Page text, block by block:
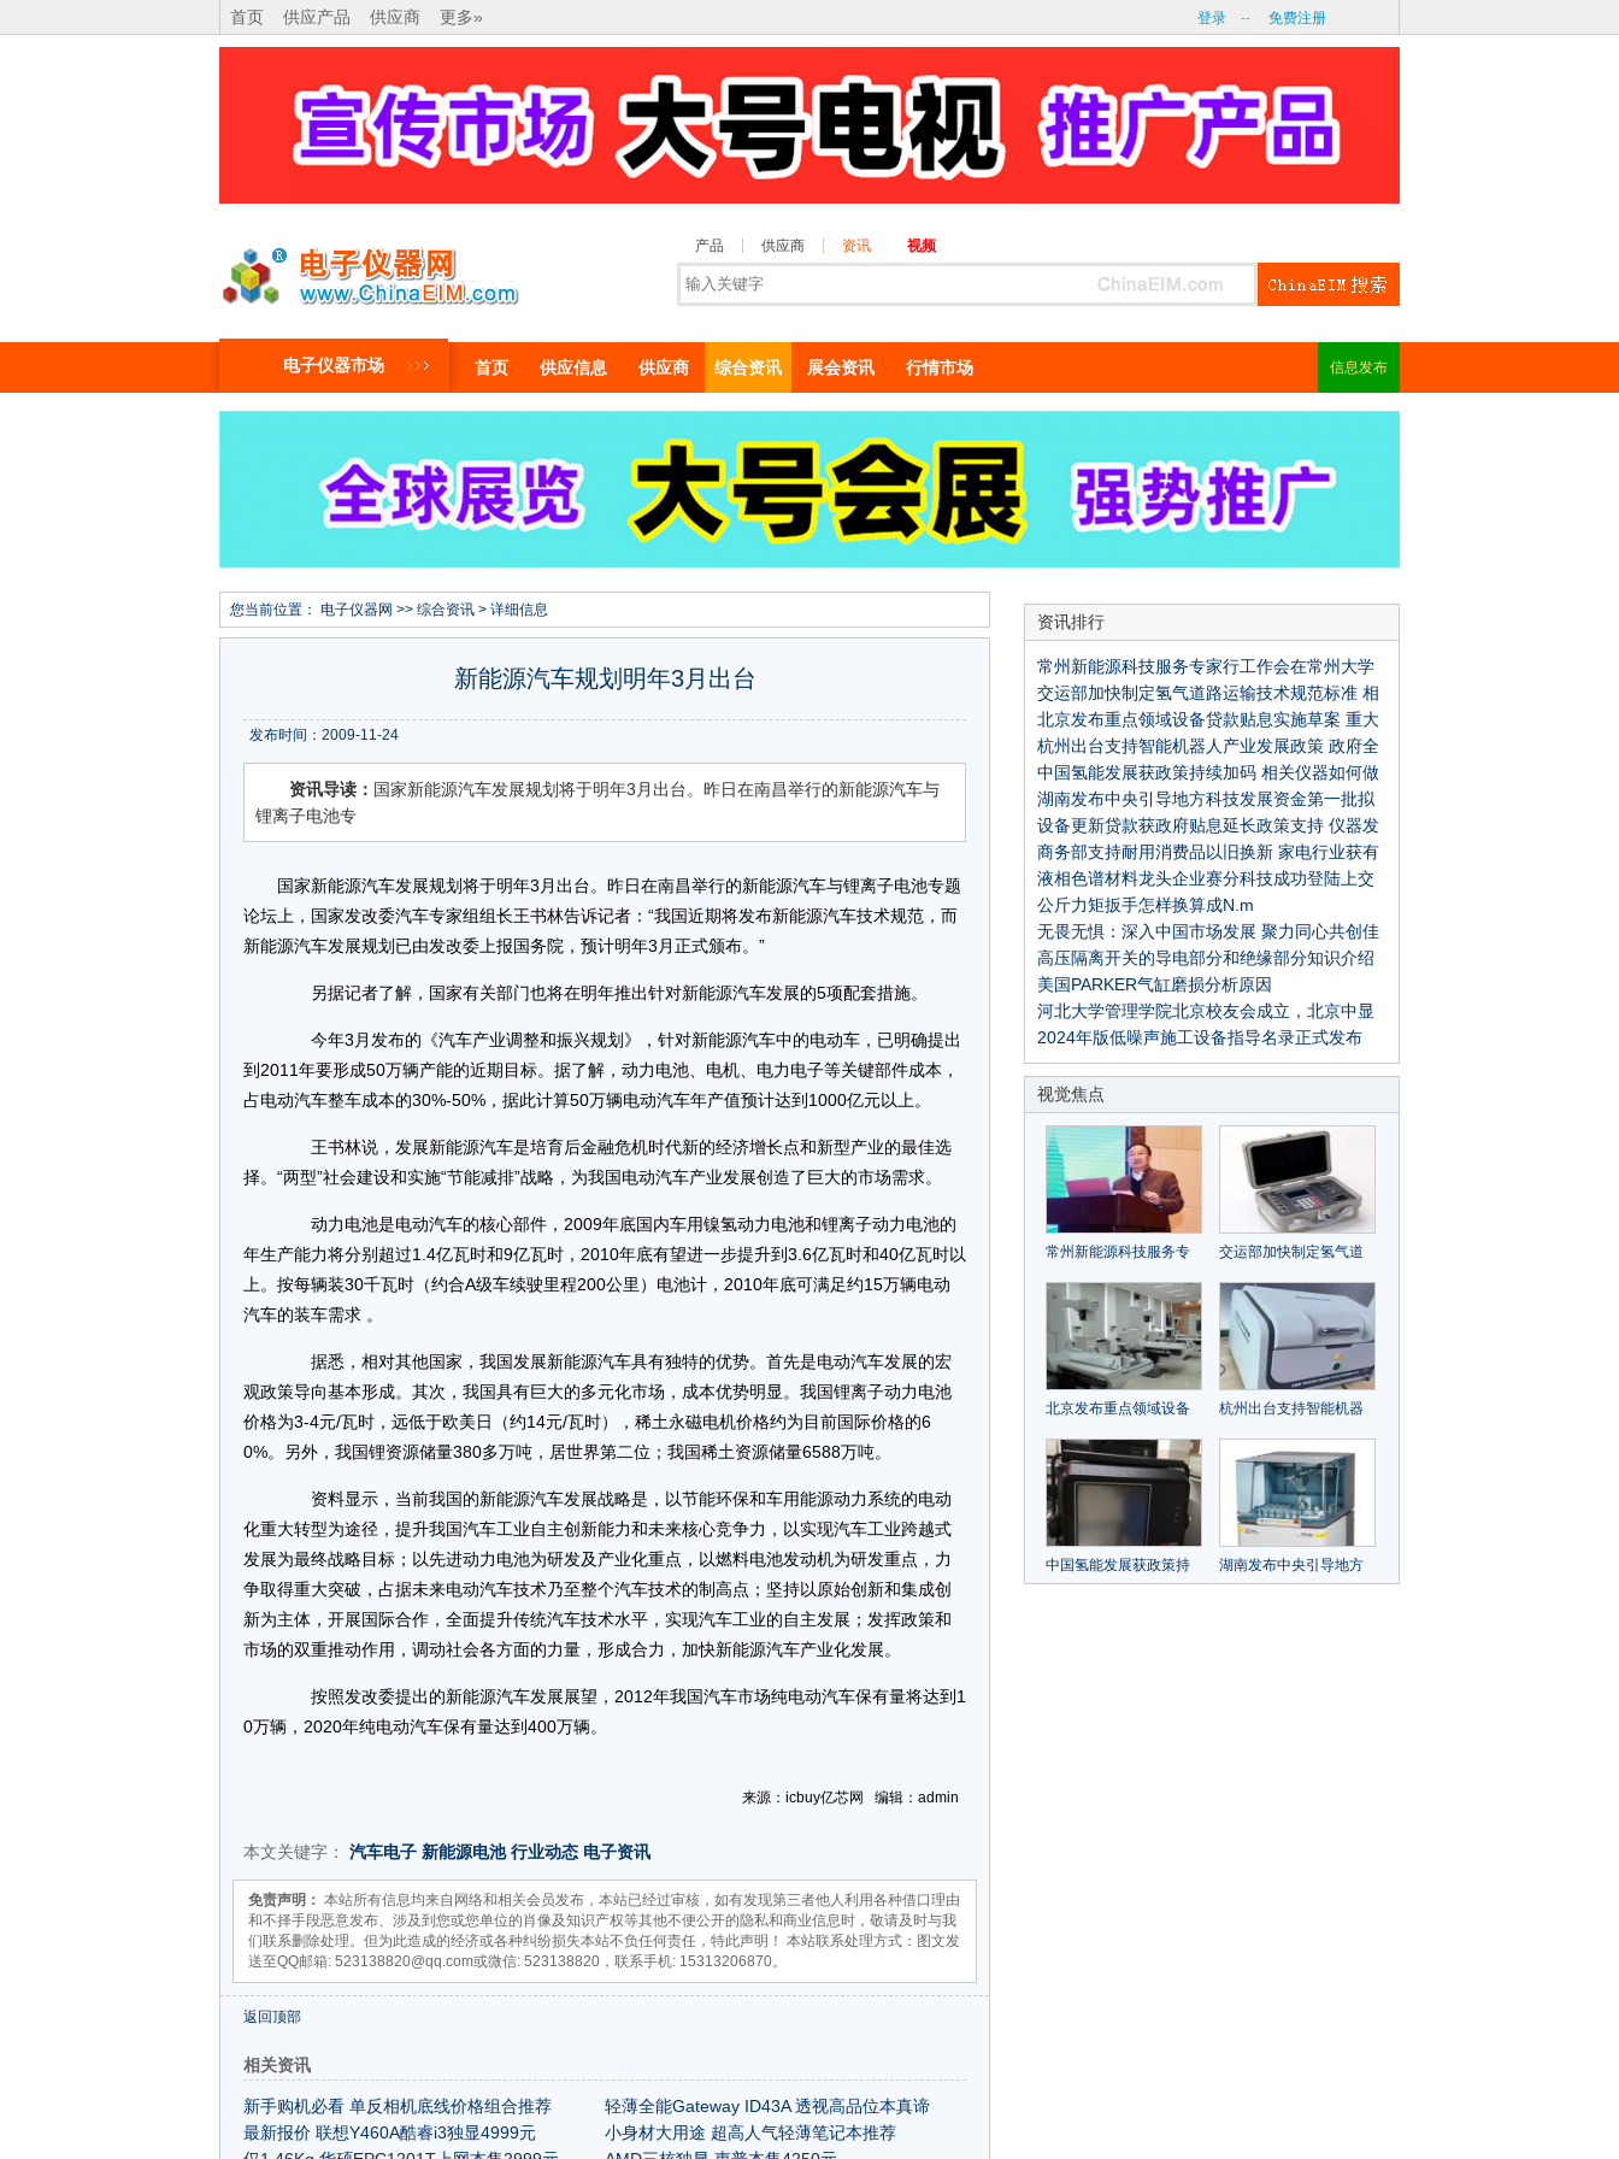
首页 供应产品 供应商 更多» 登录 -- 免费注册
产品 供应商 资讯 视频
电子仪器市场 首页 供应信息 供应商 综合资讯 展会资讯 行情市场 信息发布
您当前位置： 电子仪器网 >> 综合资讯 > 详细信息
新能源汽车规划明年3月出台
发布时间：2009-11-24
资讯导读： 国家新能源汽车发展规划将于明年3月出台。昨日在南昌举行的新能源汽车与
锂离子电池专
国家新能源汽车发展规划将于明年3月出台。昨日在南昌举行的新能源汽车与锂离子电池专题
论坛上，国家发改委汽车专家组组长王书林告诉记者：“我国近期将发布新能源汽车技术规范，而
新能源汽车发展规划已由发改委上报国务院，预计明年3月正式颁布。”
另据记者了解，国家有关部门也将在明年推出针对新能源汽车发展的5项配套措施。
今年3月发布的《汽车产业调整和振兴规划》，针对新能源汽车中的电动车，已明确提出
到2011年要形成50万辆产能的近期目标。据了解，动力电池、电机、电力电子等关键部件成本，
占电动汽车整车成本的30%-50%，据此计算50万辆电动汽车年产值预计达到1000亿元以上。
王书林说，发展新能源汽车是培育后金融危机时代新的经济增长点和新型产业的最佳选
择。“两型”社会建设和实施“节能减排”战略，为我国电动汽车产业发展创造了巨大的市场需求。
动力电池是电动汽车的核心部件，2009年底国内车用镍氢动力电池和锂离子动力电池的
年生产能力将分别超过1.4亿瓦时和9亿瓦时，2010年底有望进一步提升到3.6亿瓦时和40亿瓦时以
上。按每辆装30千瓦时（约合A级车续驶里程200公里）电池计，2010年底可满足约15万辆电动
汽车的装车需求 。
据悉，相对其他国家，我国发展新能源汽车具有独特的优势。首先是电动汽车发展的宏
观政策导向基本形成。其次，我国具有巨大的多元化市场，成本优势明显。我国锂离子动力电池
价格为3-4元/瓦时，远低于欧美日（约14元/瓦时），稀土永磁电机价格约为目前国际价格的6
0%。另外，我国锂资源储量380多万吨，居世界第二位；我国稀土资源储量6588万吨。
资料显示，当前我国的新能源汽车发展战略是，以节能环保和车用能源动力系统的电动
化重大转型为途径，提升我国汽车工业自主创新能力和未来核心竞争力，以实现汽车工业跨越式
发展为最终战略目标；以先进动力电池为研发及产业化重点，以燃料电池发动机为研发重点，力
争取得重大突破，占据未来电动汽车技术乃至整个汽车技术的制高点；坚持以原始创新和集成创
新为主体，开展国际合作，全面提升传统汽车技术水平，实现汽车工业的自主发展；发挥政策和
市场的双重推动作用，调动社会各方面的力量，形成合力，加快新能源汽车产业化发展。
按照发改委提出的新能源汽车发展展望，2012年我国汽车市场纯电动汽车保有量将达到1
0万辆，2020年纯电动汽车保有量达到400万辆。
来源：icbuy亿芯网 编辑：admin
本文关键字： 汽车电子 新能源电池 行业动态 电子资讯
免责声明： 本站所有信息均来自网络和相关会员发布，本站已经过审核，如有发现第三者他人利用各种借口理由
和不择手段恶意发布、涉及到您或您单位的肖像及知识产权等其他不便公开的隐私和商业信息时，敬请及时与我
们联系删除处理。但为此造成的经济或各种纠纷损失本站不负任何责任，特此声明！ 本站联系处理方式：图文发
送至QQ邮箱: 523138820@qq.com或微信: 523138820，联系手机: 15313206870。
返回顶部
相关资讯
新手购机必看 单反相机底线价格组合推荐
轻薄全能Gateway ID43A 透视高品位本真谛
最新报价 联想Y460A酷睿i3独显4999元
小身材大用途 超高人气轻薄笔记本推荐
资讯排行
常州新能源科技服务专家行工作会在常州大学
召开
交运部加快制定氢气道路运输技术规范标准 相
关仪器如何积极响应？
北京发布重点领域设备贷款贴息实施草案 重大
仪器以旧换新如何享受政策
杭州出台支持智能机器人产业发展政策 政府全
力支持相关仪器发展要点有哪些？
中国氢能发展获政策持续加码 相关仪器如何做
好替代能源发展的护航者
湖南发布中央引导地方科技发展资金第一批拟
立项项目公示 仪器发展如何明确未来方向
设备更新贷款获政府贴息延长政策支持 仪器发
展获持续增长点
商务部支持耐用消费品以旧换新 家电行业获有
利政策哪些仪器有望快速发展？
液相色谱材料龙头企业赛分科技成功登陆上交
所！
公斤力矩扳手怎样换算成N.m
无畏无惧：深入中国市场发展 聚力同心共创佳
绩
高压隔离开关的导电部分和绝缘部分知识介绍
美国PARKER气缸磨损分析原因
河北大学管理学院北京校友会成立，北京中显
霍刚荣任联席会长
2024年版低噪声施工设备指导名录正式发布
视觉焦点
常州新能源科技服务专
家行工作会在常州大学
召开
交运部加快制定氢气道
路运输技术规范标准 相
关仪器如何积极响应？
北京发布重点领域设备
贷款贴息实施草案 重大
仪器以旧换新如何享受
政策
杭州出台支持智能机器
人产业发展政策 政府全
力支持相关仪器发展要
点有哪些？
中国氢能发展获政策持 湖南发布中央引导地方